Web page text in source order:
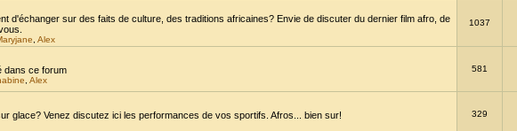
d'échanger sur des faits de culture, des traditions africaines? Envie de discuter du dernier film afro, de
Alex
1037
dans ce forum
Alex
581
glace? Venez discutez ici les performances de vos sportifs. Afros... bien sur! 329